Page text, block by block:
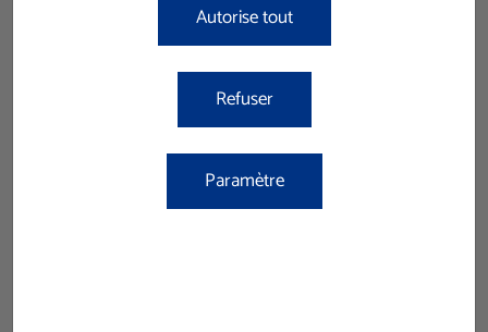
Autorise tout
Refuser
Paramètre